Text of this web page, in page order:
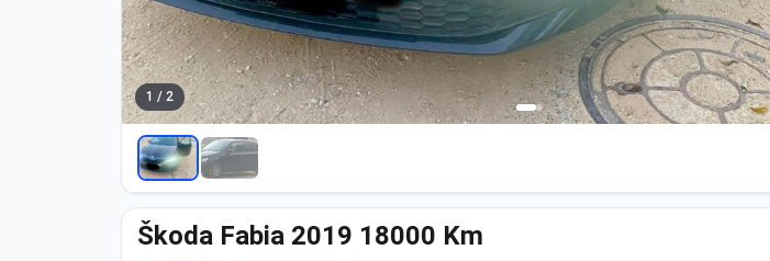
1 / 2
Škoda Fabia 2019 18000 Km